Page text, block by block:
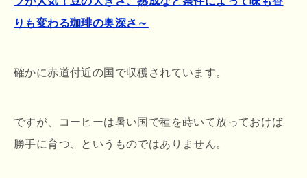
りも変わる珈琲の奥深さ～
確かに赤道付近の国で収穫されています。
ですが、コーヒーは暑い国で種を蒔いて放っておけば
勝手に育つ、というものではありません。